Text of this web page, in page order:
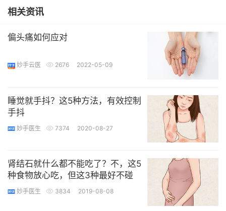
相关资讯
偏头痛如何应对
妙手云医 2676 2022-05-09
睡觉就手抖？这5种方法，有效控制
手抖
妙手医生 7374 2020-08-27
肾结石就什么都不能吃了？不，这5
种食物放心吃，但这3种最好不碰
妙手医生 3834 2019-08-08